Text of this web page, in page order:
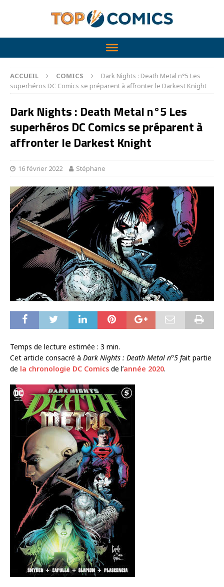
ACCUEIL COMICS
Dark Nights : Death Metal n°5 Les
superhéros DC Comics se préparent à affronter le Darkest Knight
Dark Nights : Death Metal n°5 Les
superhéros DC Comics se préparent à
affronter le Darkest Knight
16 février 2022 Stéphane
Temps de lecture estimée : 3 min.
Cet article consacré à Dark Nights : Death Metal n°5 fait partie
de la chronologie DC Comics de l’année 2020.